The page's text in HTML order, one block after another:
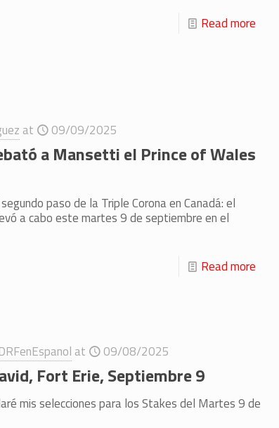
Read more
at 09/09/2025
a Mansetti el Prince of Wales
paso de la Triple Corona en Canadá: el
a cabo este martes 9 de septiembre en el
Read more
at 09/08/2025
Fort Erie, Septiembre 9
mis selecciones para los Stakes del Martes 9 de